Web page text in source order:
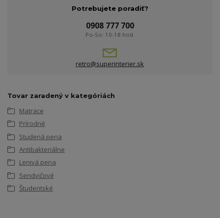
Potrebujete poradiť?
0908 777 700
Po-So: 10-18 hod.
retro@superinterier.sk
Tovar zaradený v kategóriách
Matrace
Prírodné
Studená pena
Antibakteriálne
Lenivá pena
Sendvičové
Študentské